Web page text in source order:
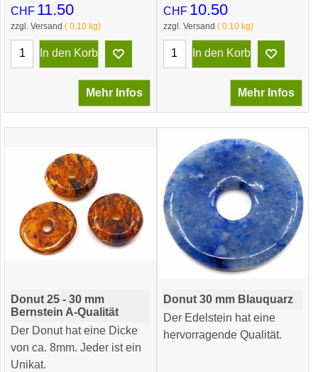
CHF 11.50
zzgl. Versand 0.10 kg
In den Korb
Mehr Infos
CHF 10.50
zzgl. Versand 0.10kg
In den Korb
Mehr Infos
Donut 25 - 30 mm
Bernstein A-Qualität
Der Donut hat eine Dicke
von ca. 8mm. Jeder ist ein
Unikat.
Donut 30 mm Blauquarz
Der Edelstein hat eine
hervorragende Qualität.